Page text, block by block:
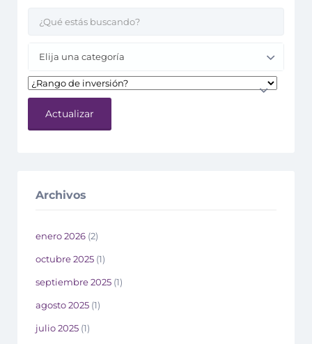
Elija una categoría
Actualizar
Archivos
enero 2026 (2)
octubre 2025 (1)
septiembre 2025 (1)
agosto 2025 (1)
julio 2025 (1)